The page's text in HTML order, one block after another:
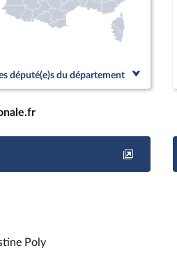
député(e)s du département
Poly